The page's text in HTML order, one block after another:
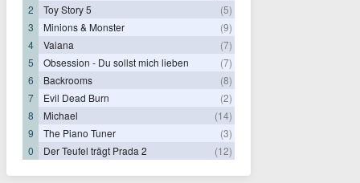
2
Toy Story 5
(5)
3
Minions & Monster
(9)
4
Vaiana
(7)
5
Obsession - Du sollst mich lieben
(7)
6
Backrooms
(8)
7
Evil Dead Burn
(2)
8
Michael
(14)
9
The Piano Tuner
(3)
0
Der Teufel trägt Prada 2 (12)